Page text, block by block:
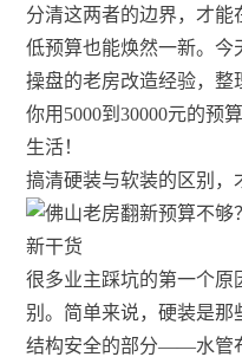
分清这两者的边界，才能
低预算也能焕然一新。
操盘的老房改造经验，
你用5000到30000元的预
生活！
搞清硬装与软装的区别，
很多业主踩坑的第一个原
别。简单来说，硬装是那
结构安全的部分——水管